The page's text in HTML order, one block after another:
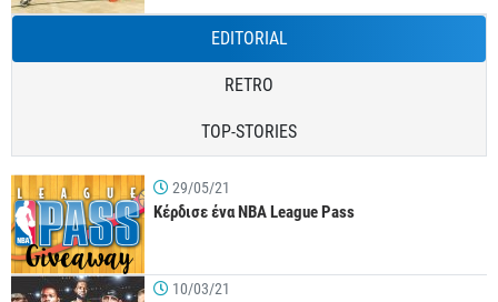
EDITORIAL
RETRO
TOP-STORIES
29/05/21
Κέρδισε ένα NBA League Pass
10/03/21